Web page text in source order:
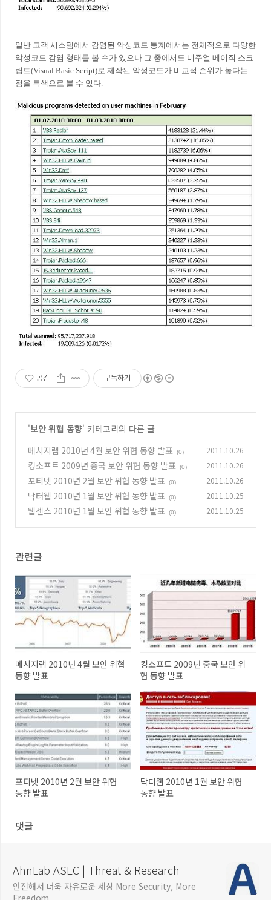
일반 고객 시스템에서 감염된 악성코드 통계에서는 전체적으로 다양한
악성코드 감염 형태를 볼 수가 있으나 그 중에서도 비주얼 베이직 스크
립트(Visual Basic Script)로 제작된 악성코드가 비교적 순위가 높다는
점을 특색으로 볼 수 있다.
공감 구독하기
'보안 위협 동향' 카테고리의 다른 글
메시지랩 2010년 4월 보안 위협 동향 발표
(0) 2011.10.26
킹소프트 2009년 중국 보안 위협 동향 발표 (0) 2011.10.26
포티넷 2010년 2월 보안 위협 동향 발표 (0) 2011.10.26
닥터웹 2010년 1월 보안 위협 동향 발표 (0) 2011.10.25
웹센스 2010년 1월 보안 위협 동향 발표 (0) 2011.10.25
관련글
메시지랩 2010년 4월 보안 위협
동향 발표
킹소프트 2009년 중국 보안 위
협 동향 발표
포티넷 2010년 2월 보안 위협
동향 발표
닥터웹 2010년 1월 보안 위협
동향 발표
댓글
AhnLab ASEC | Threat & Research
안전해서 더욱 자유로운 세상 More Security, More